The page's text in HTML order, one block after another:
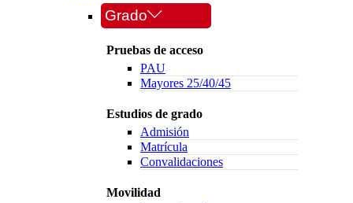
Grado
Pruebas de acceso
PAU
Mayores 25/40/45
Estudios de grado
Admisión
Matrícula
Convalidaciones
Movilidad